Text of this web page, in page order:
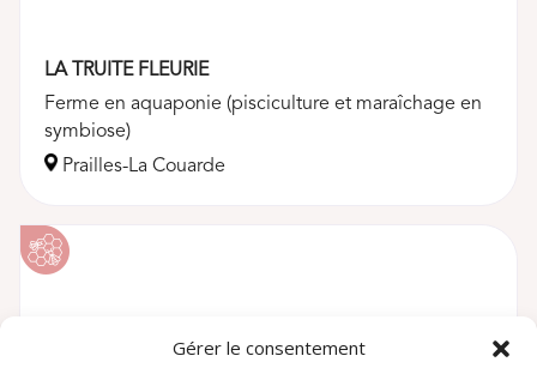
Gérer le consentement
LA TRUITE FLEURIE
Ferme en aquaponie (pisciculture et maraîchage en
symbiose)
Prailles-La Couarde